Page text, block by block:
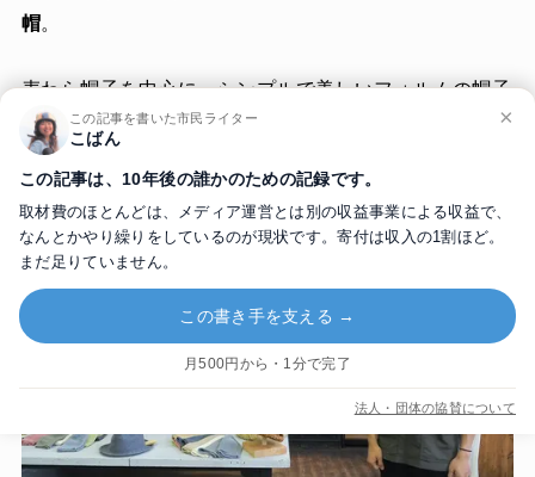
帽。
麦わら帽子を中心に、シンプルで美しいフォルムの帽子
を追求してつくっています。
×
この記事を書いた市民ライター
こばん
この記事は、10年後の誰かのための記録です。
取材費のほとんどは、メディア運営とは別の収益事業による収益で、
なんとかやり繰りをしているのが現状です。寄付は収入の1割ほど。
まだ足りていません。
この書き手を支える →
月500円から・1分で完了
法人・団体の協賛について